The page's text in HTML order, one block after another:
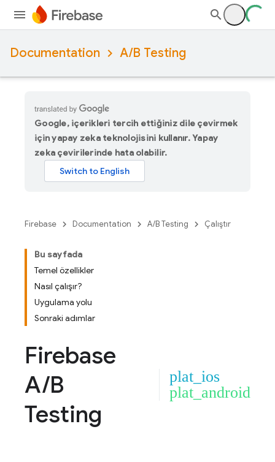
Documentation A/B Testing
Google, içerikleri tercih ettiğiniz dile çevirmek
için yapay zeka teknolojisini kullanır. Yapay
zeka çevirilerinde hata olabilir.
Firebase Documentation A/B Testing Çalıştır
Bu sayfada
Temel özellikler
Nasıl çalışır?
Uygulama yolu
Sonraki adımlar
Firebase
A/B
Testing
plat_ios
plat_android